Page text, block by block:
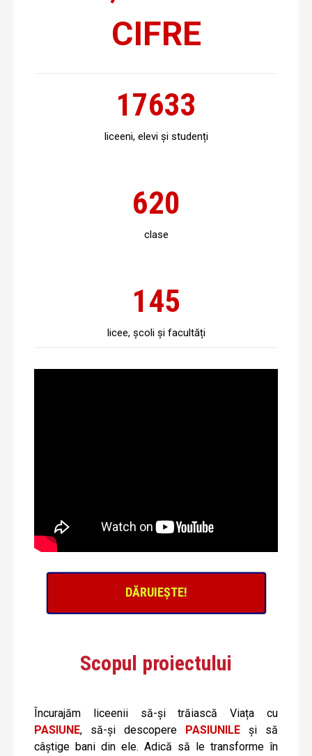
CIFRE
17633
liceeni, elevi și studenți
620
clase
145
licee, școli și facultăți
DĂRUIEȘTE!
Scopul proiectului
Încurajăm liceenii să-și trăiască Viața cu
PASIUNE, să-și descopere PASIUNILE și să
câștige bani din ele. Adică să le transforme în